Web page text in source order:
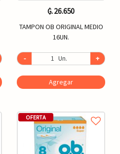
₲. 26.650
TAMPON OB ORIGINAL MEDIO
16UN.
- Un. +
Agregar
OFERTA